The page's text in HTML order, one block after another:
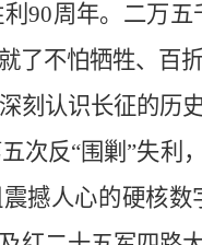
90周年。二万
了不怕牺牲、百
刻认识长征的历
次反“围剿”失
撼人心的硬核